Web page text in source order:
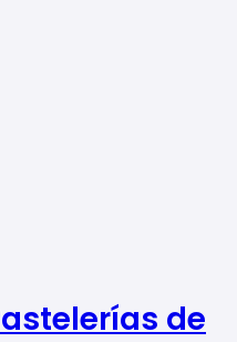
de